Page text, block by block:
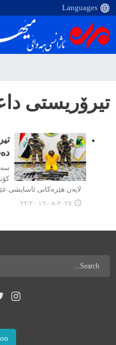
تیرۆریستی
لایەن هێزەکانی ئاسایشی
٢٠٢٥-٠٨-١٦ ٢٢:٢٠